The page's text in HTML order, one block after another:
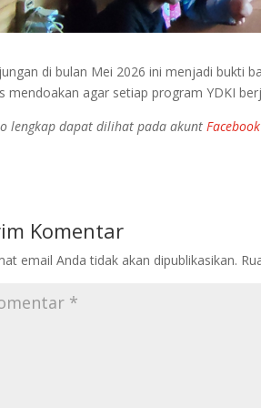
di bulan Mei 2026 ini menjadi bukti
mendoakan agar setiap program YDKI
lengkap dapat dilihat pada akunt
Komentar
email Anda tidak akan dipublikasikan.